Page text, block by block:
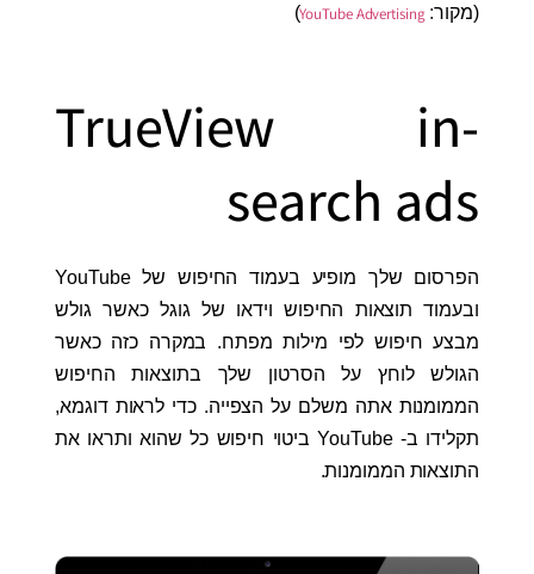
(מקור:
YouTube Advertising
)
TrueView in-
search ads
הפרסום שלך מופיע בעמוד החיפוש של YouTube
ובעמוד תוצאות החיפוש וידאו של גוגל כאשר גולש
מבצע חיפוש לפי מילות מפתח. במקרה כזה כאשר
הגולש לוחץ על הסרטון שלך בתוצאות החיפוש
הממומנות אתה משלם על הצפייה. כדי לראות דוגמא,
תקלידו ב- YouTube ביטוי חיפוש כל שהוא ותראו את
התוצאות הממומנות.